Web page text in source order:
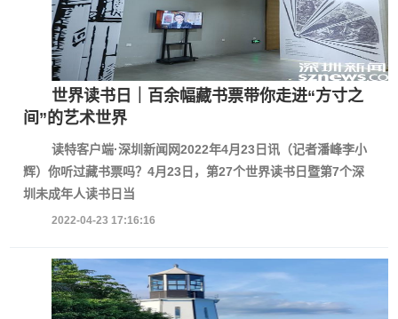
世界读书日｜百余幅藏书票带你走进“方寸之
间”的艺术世界
读特客户端·深圳新闻网2022年4月23日讯（记者潘峰李小
辉）你听过藏书票吗？4月23日，第27个世界读书日暨第7个深
圳未成年人读书日当
2022-04-23 17:16:16